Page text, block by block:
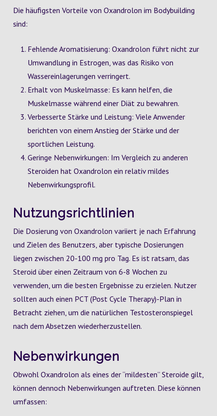
Die häufigsten Vorteile von Oxandrolon im Bodybuilding
sind:
Fehlende Aromatisierung: Oxandrolon führt nicht zur
Umwandlung in Estrogen, was das Risiko von
Wassereinlagerungen verringert.
Erhalt von Muskelmasse: Es kann helfen, die
Muskelmasse während einer Diät zu bewahren.
Verbesserte Stärke und Leistung: Viele Anwender
berichten von einem Anstieg der Stärke und der
sportlichen Leistung.
Geringe Nebenwirkungen: Im Vergleich zu anderen
Steroiden hat Oxandrolon ein relativ mildes
Nebenwirkungsprofil.
Nutzungsrichtlinien
Die Dosierung von Oxandrolon variiert je nach Erfahrung
und Zielen des Benutzers, aber typische Dosierungen
liegen zwischen 20-100 mg pro Tag. Es ist ratsam, das
Steroid über einen Zeitraum von 6-8 Wochen zu
verwenden, um die besten Ergebnisse zu erzielen. Nutzer
sollten auch einen PCT (Post Cycle Therapy)-Plan in
Betracht ziehen, um die natürlichen Testosteronspiegel
nach dem Absetzen wiederherzustellen.
Nebenwirkungen
Obwohl Oxandrolon als eines der “mildesten” Steroide gilt,
können dennoch Nebenwirkungen auftreten. Diese können
umfassen: